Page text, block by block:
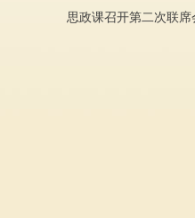
思政课召开第二次联席